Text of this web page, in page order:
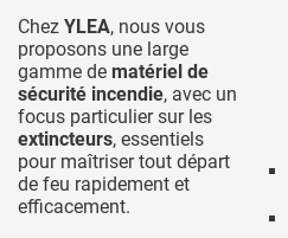
Chez YLEA, nous vous
proposons une large
gamme de matériel de
sécurité incendie, avec un
focus particulier sur les
extincteurs, essentiels
pour maîtriser tout départ
de feu rapidement et
efficacement.